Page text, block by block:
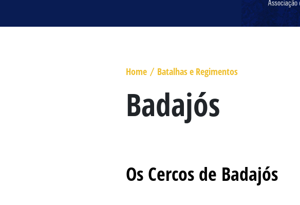
MARECHAL GENERAL VISCOUNT
GENERAL SIR ROWLAND HILL
RECOMMENDED READING
Home / Batalhas e Regimentos
Badajós
Os Cercos de Badajós